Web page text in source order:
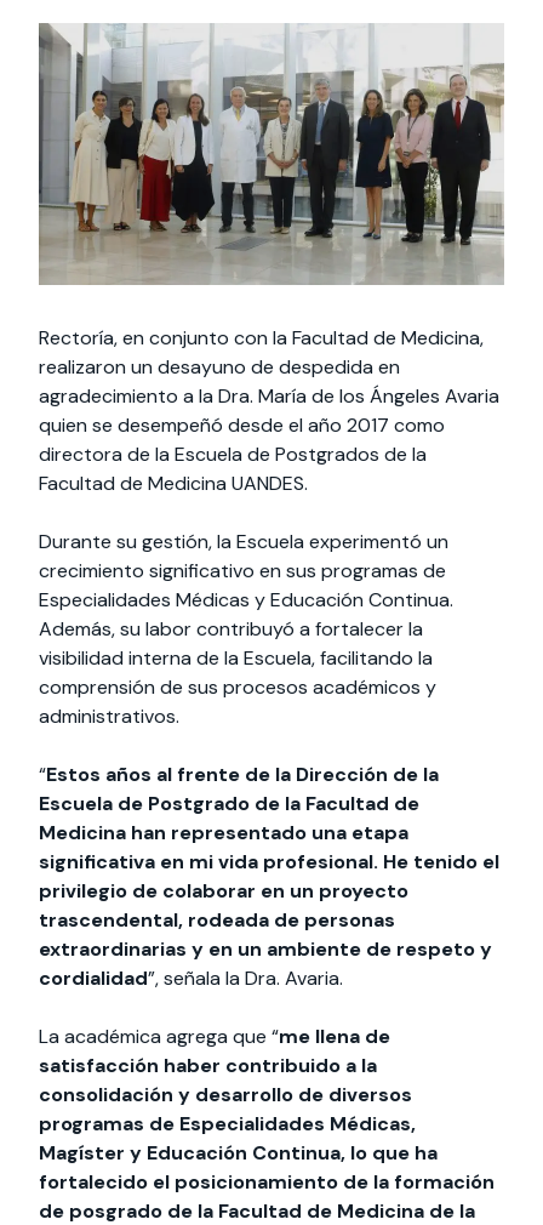
cursos
Especialidades y
estadías
Te puede
interesar:
International
students
Facultades
sociedad
Extensión Cultural
Te puede interesar:Filantropía y Donaciones
intercambio
Servicios y apoyos
Te puede
interesar:
Explora el campus
Uandes
Noticias
estudiantiles
Rectoría, en conjunto con la Facultad de Medicina,
realizaron un desayuno de despedida en
agradecimiento a la Dra. María de los Ángeles Avaria
quien se desempeñó desde el año 2017 como
directora de la Escuela de Postgrados de la
Facultad de Medicina UANDES.
Durante su gestión, la Escuela experimentó un
crecimiento significativo en sus programas de
Especialidades Médicas y Educación Continua.
Además, su labor contribuyó a fortalecer la
visibilidad interna de la Escuela, facilitando la
comprensión de sus procesos académicos y
administrativos.
“Estos años al frente de la Dirección de la
Escuela de Postgrado de la Facultad de
Medicina han representado una etapa
significativa en mi vida profesional. He tenido el
privilegio de colaborar en un proyecto
trascendental, rodeada de personas
extraordinarias y en un ambiente de respeto y
cordialidad”, señala la Dra. Avaria.
La académica agrega que “me llena de
satisfacción haber contribuido a la
consolidación y desarrollo de diversos
programas de Especialidades Médicas,
Magíster y Educación Continua, lo que ha
fortalecido el posicionamiento de la formación
de posgrado de la Facultad de Medicina de la